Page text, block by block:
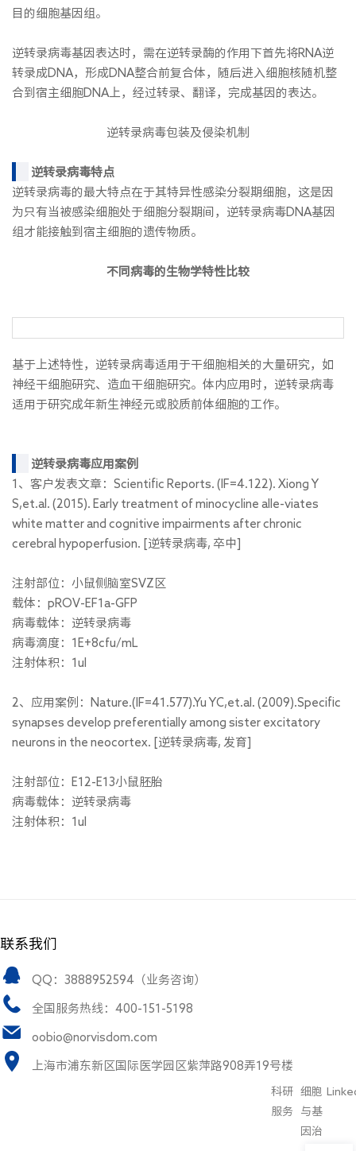
目的细胞基因组。
逆转录病毒基因表达时，需在逆转录酶的作用下首先将RNA逆
转录成DNA，形成DNA整合前复合体，随后进入细胞核随机整
合到宿主细胞DNA上，经过转录、翻译，完成基因的表达。
逆转录病毒包装及侵染机制
逆转录病毒特点
逆转录病毒的最大特点在于其特异性感染分裂期细胞，这是因
为只有当被感染细胞处于细胞分裂期间，逆转录病毒DNA基因
组才能接触到宿主细胞的遗传物质。
不同病毒的生物学特性比较
基于上述特性，逆转录病毒适用于干细胞相关的大量研究，如
神经干细胞研究、造血干细胞研究。体内应用时，逆转录病毒
适用于研究成年新生神经元或胶质前体细胞的工作。
逆转录病毒应用案例
1、客户发表文章：Scientific Reports. (IF=4.122). Xiong Y
S,et.al. (2015). Early treatment of minocycline alle-viates
white matter and cognitive impairments after chronic
cerebral hypoperfusion. [逆转录病毒, 卒中]
注射部位：小鼠侧脑室SVZ区
载体：pROV-EF1a-GFP
病毒载体：逆转录病毒
病毒滴度：1E+8cfu/mL
注射体积：1ul
2、应用案例：Nature.(IF=41.577).Yu YC,et.al. (2009).Specific
synapses develop preferentially among sister excitatory
neurons in the neocortex. [逆转录病毒, 发育]
注射部位：E12-E13小鼠胚胎
病毒载体：逆转录病毒
注射体积：1ul
联系我们
QQ：3888952594（业务咨询）
全国服务热线：400-151-5198
oobio@norvisdom.com
上海市浦东新区国际医学园区紫萍路908弄19号楼
科研
服务
细胞
与基
因治